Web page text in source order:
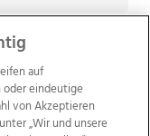
auf
oder eindeutige
von Akzeptieren
„Wir und unsere